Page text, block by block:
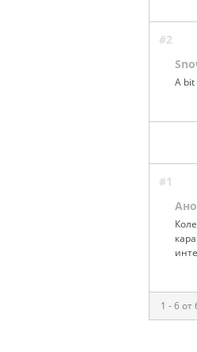
#2
A
#1
1 - 6 от